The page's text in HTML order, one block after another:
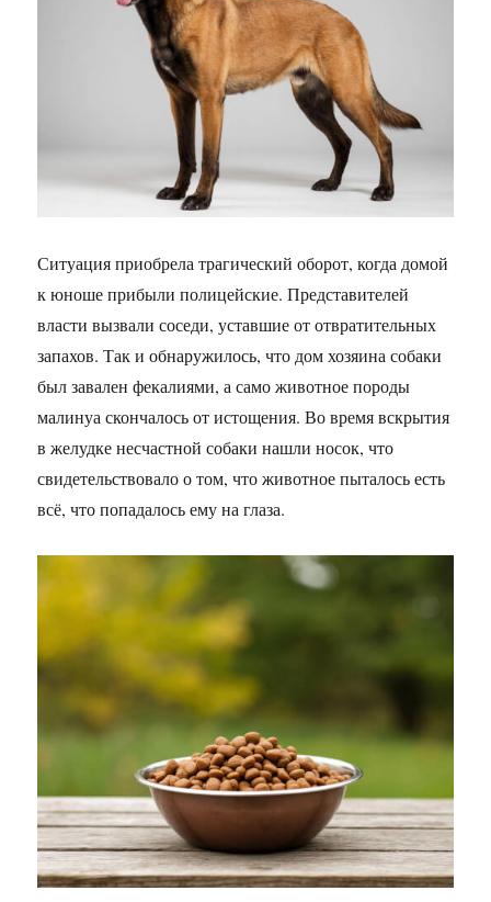
Ситуация приобрела трагический оборот, когда домой
к юноше прибыли полицейские. Представителей
власти вызвали соседи, уставшие от отвратительных
запахов. Так и обнаружилось, что дом хозяина собаки
был завален фекалиями, а само животное породы
малинуа скончалось от истощения. Во время вскрытия
в желудке несчастной собаки нашли носок, что
свидетельствовало о том, что животное пыталось есть
всё, что попадалось ему на глаза.